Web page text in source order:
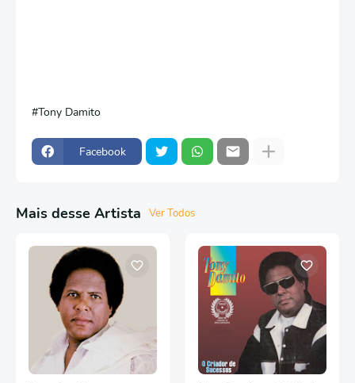
Tony Damito
Facebook
Mais desse Artista Ver Todos